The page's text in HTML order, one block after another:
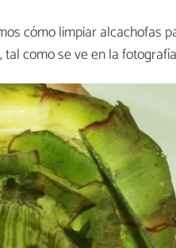
cómo limpiar alcachofas
tal como se ve en la